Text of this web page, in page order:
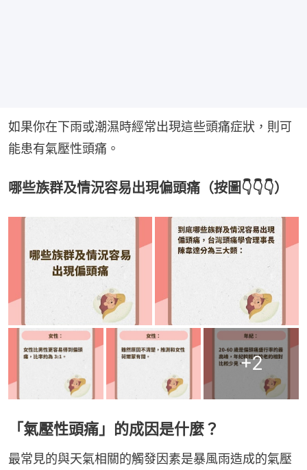
如果你在下雨或潮濕時經常出現這些頭痛症狀，則可
能患有氣壓性頭痛。
哪些族群及情況容易出現偏頭痛（按圖👇👇👇）
+2
「氣壓性頭痛」的成因是什麼？
最常見的與天氣相關的觸發因素是暴風雨造成的氣壓